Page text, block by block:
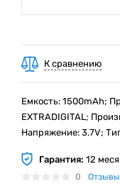
К сравнению
Емкость: 1500mAh;
EXTRADIGITAL;
Напряжение: 3.7V;
Гарантия: 12
0 Отзывы